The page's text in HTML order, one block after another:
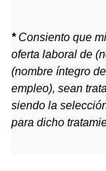
* Consiento que
oferta laboral de (
(nombre íntegro
empleo), sean
siendo la
para dicho